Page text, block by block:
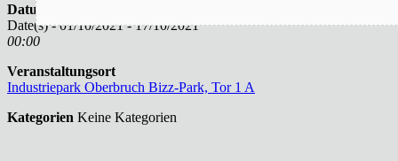
Datum/Zeit
Date(s) - 01/10/2021 - 17/10/2021
00:00
Veranstaltungsort
Industriepark Oberbruch Bizz-Park, Tor 1 A
Kategorien Keine Kategorien